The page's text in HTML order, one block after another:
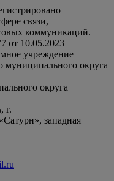
связи,
коммуникаций.
от 10.05.2023
учреждение
муниципального округа
округа
г.
западная